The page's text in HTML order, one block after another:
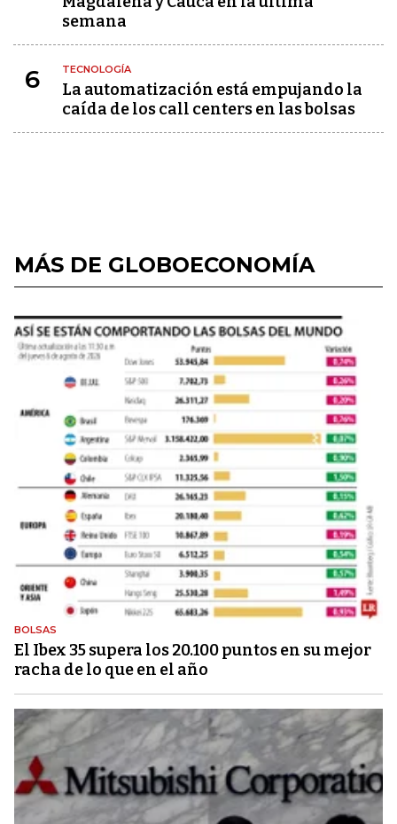
semana
6 TECNOLOGÍA
La automatización está empujando la
caída de los call centers en las bolsas
MÁS DE GLOBOECONOMÍA
BOLSAS
El Ibex 35 supera los 20.100 puntos en su mejor
racha de lo que en el año